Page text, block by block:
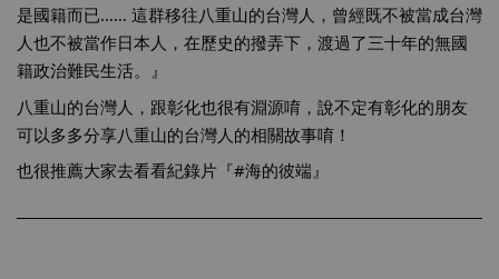
是國籍而已…… 這群移往八重山的台灣人，曾經既不被當成台灣
人也不被當作日本人，在歷史的撥弄下，渡過了三十年的無國
籍政治難民生活。』
八重山的台灣人，跟彰化也很有淵源唷，說不定有彰化的朋友
可以多多分享八重山的台灣人的相關故事唷！
也很推薦大家去看看紀錄片『#海的彼端』